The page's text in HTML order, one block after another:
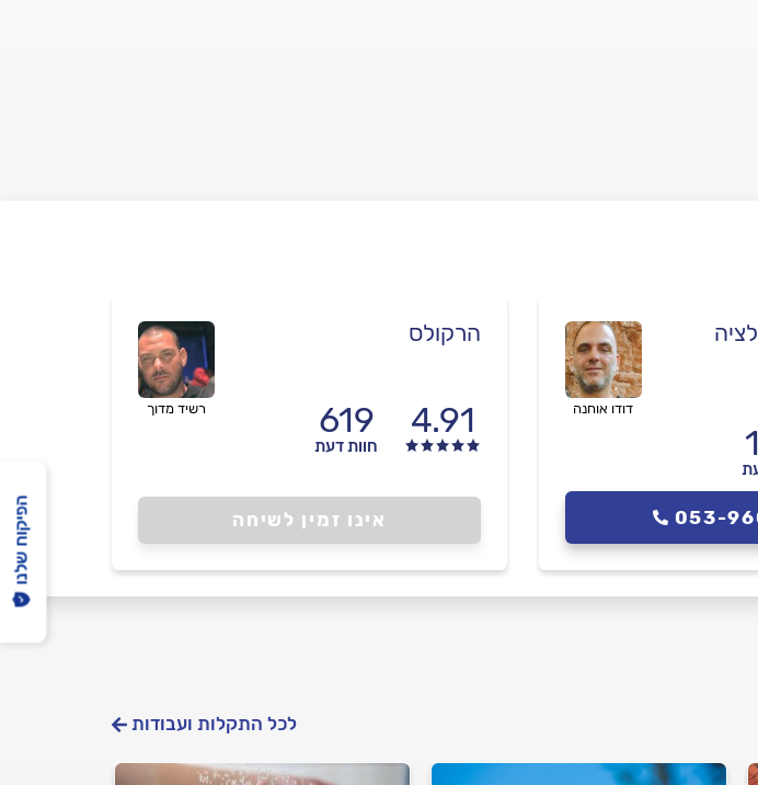
דודו אוחנה
053-
הרקולס
4.91
619
חוות דעת
רשיד מדוך
אינו זמין לשיחה
לכל התקלות ועבודות
הפיקוח שלנו